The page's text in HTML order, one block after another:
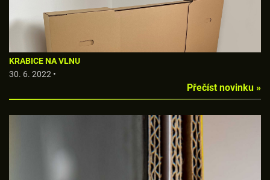
KRABICE NA VLNU
30. 6. 2022 •
Přečíst novinku »